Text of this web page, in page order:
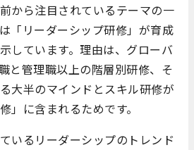
から注目されているテーマの一
「リーダーシップ研修」が育成
しています。理由は、グローバ
と管理職以上の階層別研修、そ
大半のマインドとスキル研修が
」に含まれるためです。
いるリーダーシップのトレンド